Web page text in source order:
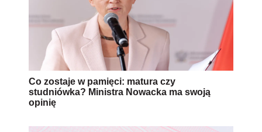
Co zostaje w pamięci: matura czy
studniówka? Ministra Nowacka ma swoją
opinię